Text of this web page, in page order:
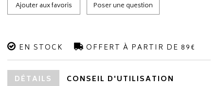
Ajouter aux favoris Poser une question
EN STOCK OFFERT À PARTIR DE 89€
DÉTAILS CONSEIL D'UTILISATION